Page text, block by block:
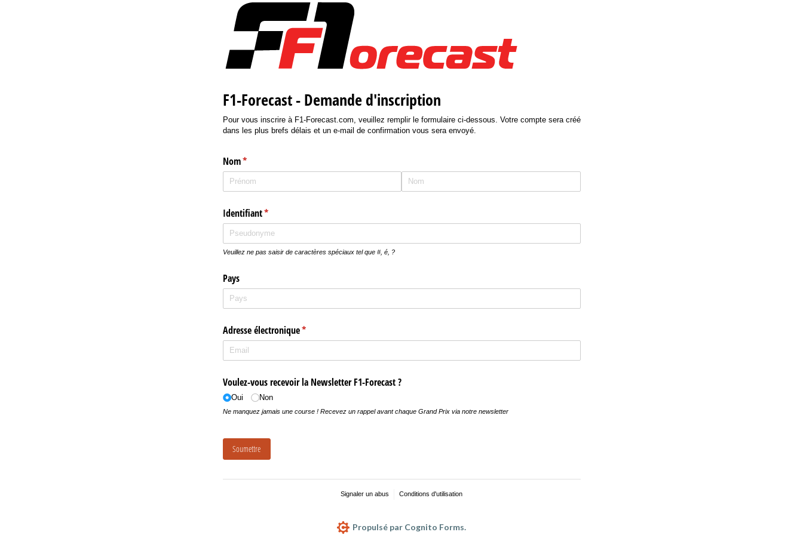
F1-Forecast - Demande d'inscription
Pour vous inscrire à F1-Forecast.com, veuillez remplir le formulaire ci-dessous. Votre compte sera créé
dans les plus brefs délais et un e-mail de confirmation vous sera envoyé.
Nom*
(requis)
Identifiant*
(requis)
Veuillez ne pas saisir de caractères spéciaux tel que #, é, ?
Pays
Adresse électronique*
(requis)
Voulez-vous recevoir la Newsletter F1-Forecast ?
Oui Non
Ne manquez jamais une course ! Recevez un rappel avant chaque Grand Prix via notre newsletter
Soumettre
Signaler un abus Conditions d'utilisation
Propulsé par Cognito Forms.